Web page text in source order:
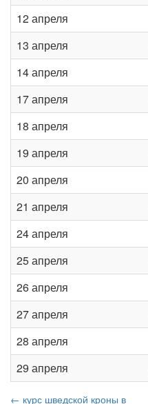
12 апреля
13 апреля
14 апреля
17 апреля
18 апреля
19 апреля
20 апреля
21 апреля
24 апреля
25 апреля
26 апреля
27 апреля
28 апреля
29 апреля
← курс шведской кроны в